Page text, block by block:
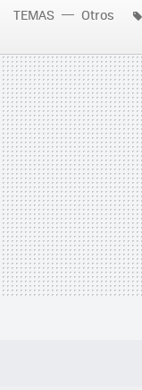
TEMAS Otros